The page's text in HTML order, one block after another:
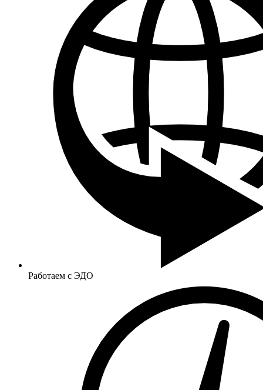
Работаем с ЭДО